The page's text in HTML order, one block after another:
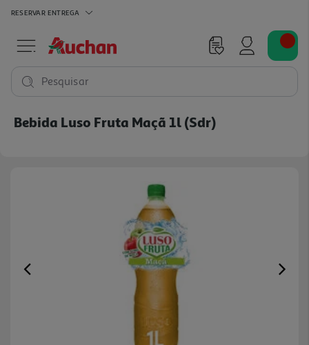
RESERVAR ENTREGA
Pesquisar
Bebida Luso Fruta Maçã 1l (sdr)
Previous